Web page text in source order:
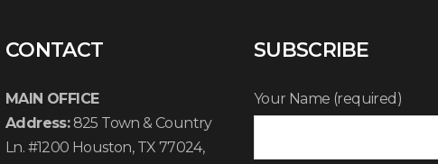
CONTACT
MAIN OFFICE
Address:825 Town & Country
Ln. #1200 Houston, TX 77024,
SUBSCRIBE
Your Name (required)